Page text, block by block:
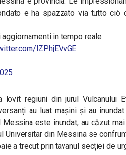
e ha spazzato via tutto ciò
in tempo reale.
lZPhjEVvGE
regiuni din jurul Vulcanului
au luat mașini și au
Messina este inundat, au căzut
Universitar din Messina se
a trecut prin tavanul secției de